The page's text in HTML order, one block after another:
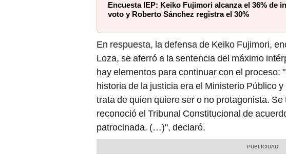
Encuesta IEP: Keiko Fujimori alcanza el 36% de
voto y Roberto Sánchez registra el 30%
En respuesta, la defensa de Keiko Fujimori,
Loza, se aferró a la sentencia del máximo
hay elementos para continuar con el proceso:
historia de la justicia era el Ministerio Público
trata de quien quiere ser o no protagonista.
reconoció el Tribunal Constitucional de
patrocinada. (…)", declaró.